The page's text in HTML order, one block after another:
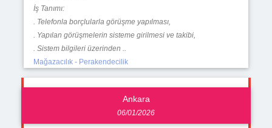
İş Tanımı:
. Telefonla borçlularla görüşme yapılması,
. Yapılan görüşmelerin sisteme girilmesi ve takibi,
. Sistem bilgileri üzerinden ..
Mağazacılık - Perakendecilik
Ankara
06/01/2026